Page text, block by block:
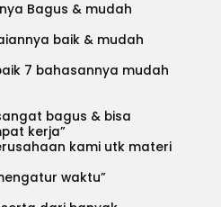
Bagus & mudah
baik & mudah
7 bahasannya mudah
bagus & bisa
kerja”
kami utk materi
waktu”